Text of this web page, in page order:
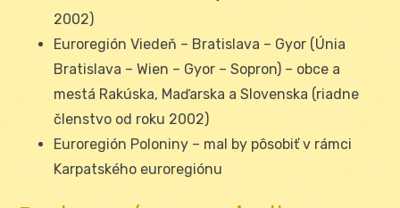
2002)
Euroregión Viedeň – Bratislava – Gyor (Únia
Bratislava – Wien – Gyor – Sopron) – obce a
mestá Rakúska, Maďarska a Slovenska (riadne
členstvo od roku 2002)
Euroregión Poloniny – mal by pôsobiť v rámci
Karpatského euroregiónu